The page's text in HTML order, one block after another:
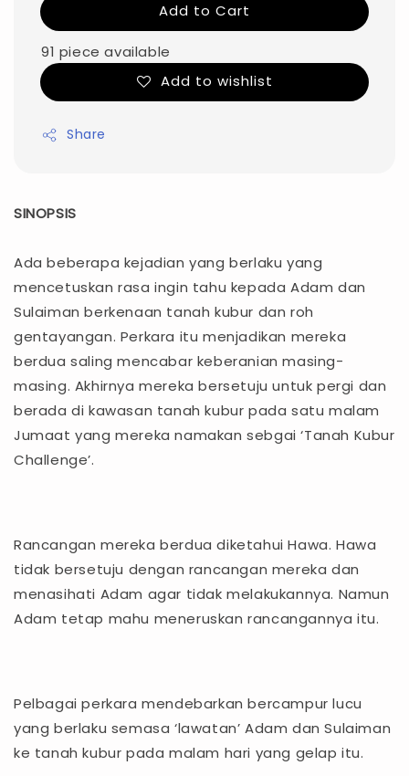
Add to Cart
91 piece available
Add to wishlist
Share
SINOPSIS
Ada beberapa kejadian yang berlaku yang
mencetuskan rasa ingin tahu kepada Adam dan
Sulaiman berkenaan tanah kubur dan roh
gentayangan. Perkara itu menjadikan mereka
berdua saling mencabar keberanian masing-
masing. Akhirnya mereka bersetuju untuk pergi dan
berada di kawasan tanah kubur pada satu malam
Jumaat yang mereka namakan sebgai ‘Tanah Kubur
Challenge’.
Rancangan mereka berdua diketahui Hawa. Hawa
tidak bersetuju dengan rancangan mereka dan
menasihati Adam agar tidak melakukannya. Namun
Adam tetap mahu meneruskan rancangannya itu.
Pelbagai perkara mendebarkan bercampur lucu
yang berlaku semasa ‘lawatan’ Adam dan Sulaiman
ke tanah kubur pada malam hari yang gelap itu.